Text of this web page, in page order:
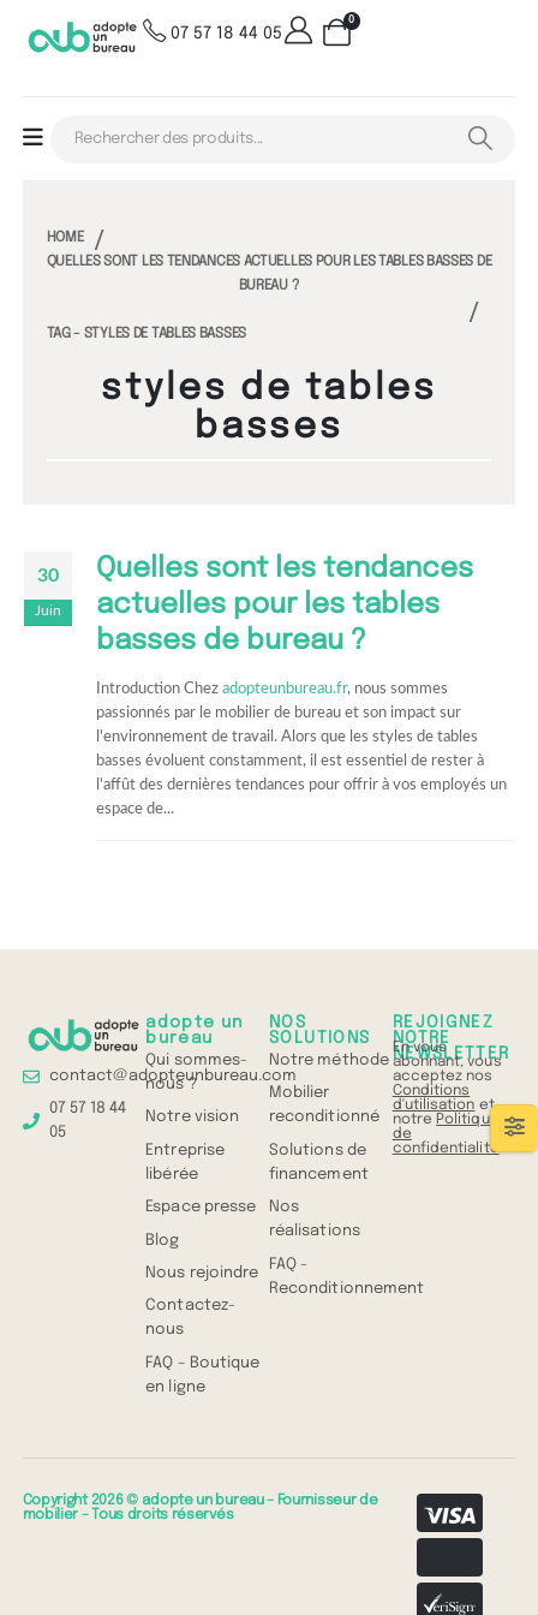
07 57 18 44 05
0
HOME
QUELLES SONT LES TENDANCES ACTUELLES POUR LES TABLES BASSES DE
BUREAU ?
TAG - STYLES DE TABLES BASSES
styles de tables
basses
30
Juin
Quelles sont les tendances
actuelles pour les tables
basses de bureau ?
Introduction Chez adopteunbureau.fr, nous sommes
passionnés par le mobilier de bureau et son impact sur
l'environnement de travail. Alors que les styles de tables
basses évoluent constamment, il est essentiel de rester à
l'affût des dernières tendances pour offrir à vos employés un
espace de...
contact@adopteunbureau.com
07 57 18 44
05
adopte un
bureau
Qui sommes-
nous ?
Notre vision
Entreprise
libérée
Espace presse
Blog
Nous rejoindre
Contactez-
nous
FAQ – Boutique
en ligne
NOS
SOLUTIONS
Notre méthode
Mobilier
reconditionné
Solutions de
financement
Nos
réalisations
FAQ -
Reconditionnement
REJOIGNEZ
NOTRE
NEWSLETTER
En vous
abonnant, vous
acceptez nos
Conditions
d'utilisation et
notre Politique
de
confidentialité
Copyright 2026 © adopte un bureau – Fournisseur de
mobilier – Tous droits réservés